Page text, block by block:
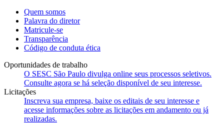
Quem somos
Palavra do diretor
Matricule-se
Transparência
Código de conduta ética
Oportunidades de trabalho
O SESC São Paulo divulga online seus processos seletivos.
Consulte agora se há seleção disponível de seu interesse.
Licitações
Inscreva sua empresa, baixe os editais de seu interesse e
acesse informações sobre as licitações em andamento ou já
realizadas.